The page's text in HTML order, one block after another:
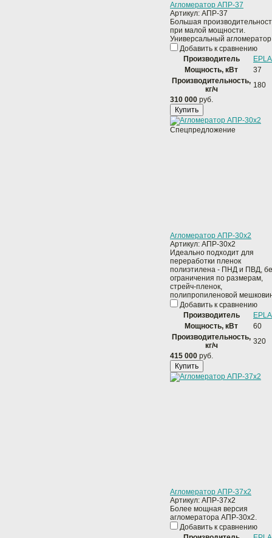
Агломератор АПР-37
Артикул: АПР-37
Большая
при малой мощности.
Универсальный
Добавить к сравнению
Производитель
Мощность, кВт
37
Производительность,
кг/ч
180
310 000 руб.
Купить
Спецпредложение
Агломератор АПР-30x2
Артикул: АПР-30х2
Идеально подходит для
переработки пленок
полиэтилена - ПНД и ПВД,
ограничения по размерам,
стрейч-пленок,
полипропиленовой
Добавить к сравнению
Производитель
Мощность, кВт
60
Производительность,
кг/ч
320
415 000 руб.
Купить
Агломератор АПР-37x2
Артикул: АПР-37х2
Более мощная версия
агломератора АПР-30х2.
Добавить к сравнению